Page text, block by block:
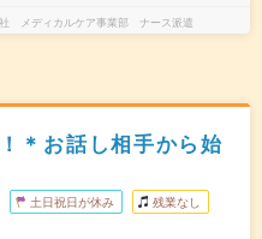
社 メディカルケア事業部 ナース派遣
＊お話し相手から始
土日祝日が休み 残業なし